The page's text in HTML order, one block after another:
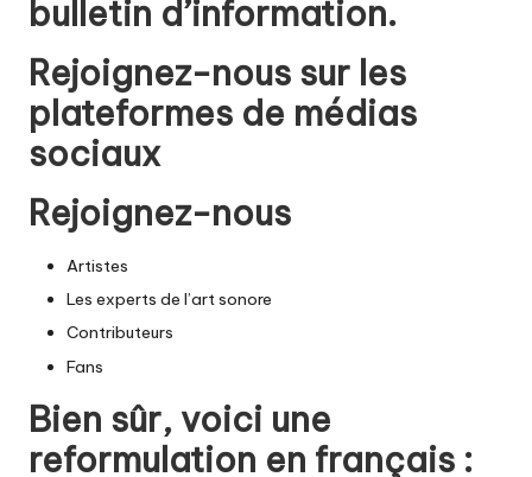
bulletin d’information.
Rejoignez-nous sur les
plateformes de médias
sociaux
Rejoignez-nous
Artistes
Les experts de l’art sonore
Contributeurs
Fans
Bien sûr, voici une
reformulation en français :